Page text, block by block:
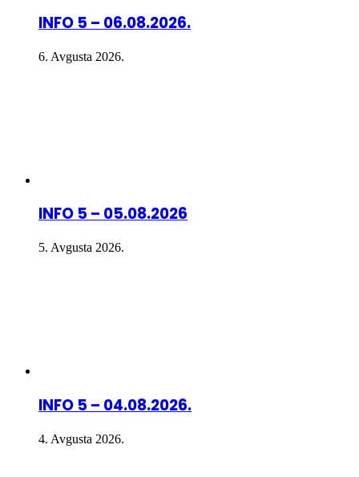
INFO 5 – 06.08.2026.
6. Avgusta 2026.
INFO 5 – 05.08.2026
5. Avgusta 2026.
INFO 5 – 04.08.2026.
4. Avgusta 2026.